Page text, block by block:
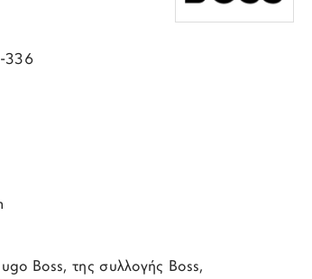
336
Boss, της συλλογής Boss,